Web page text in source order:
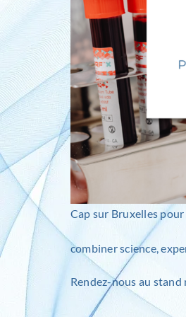
Cap sur Bruxelles pour
combiner science,
Rendez-nous au